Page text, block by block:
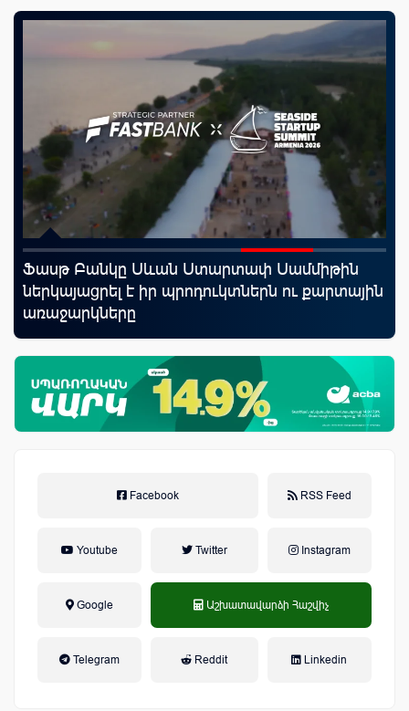
Ֆասթ Բանկը Սևան Ստարտափ Սամմիթին
ներկայացրել է իր պրոդուկտներն ու քարտային
առաջարկները
Facebook RSS Feed
Youtube Twitter Instagram
Google Աշխատավարձի Հաշվիչ
Telegram Reddit Linkedin